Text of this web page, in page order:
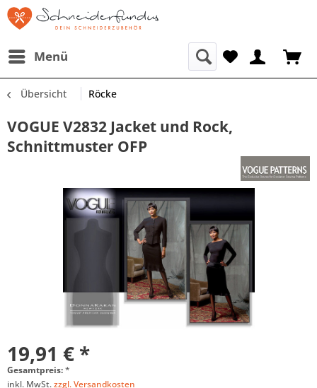
Menü
Übersicht Röcke
VOGUE V2832 Jacket und Rock,
Schnittmuster OFP
19,91 € *
Gesamtpreis:*
inkl. MwSt.zzgl. Versandkosten